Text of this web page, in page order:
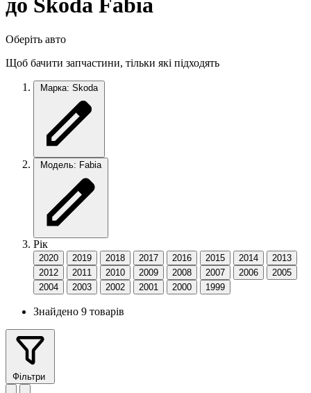
до Skoda Fabia
Оберіть авто
Щоб бачити запчастини, тільки які підходять
Марка: Skoda
Модель: Fabia
Рік
2020 2019 2018 2017 2016 2015 2014
2013
2012
2011 2010 2009 2008 2007 2006
2005
2004
2003 2002 2001 2000 1999
Знайдено 9 товарів
Фільтри